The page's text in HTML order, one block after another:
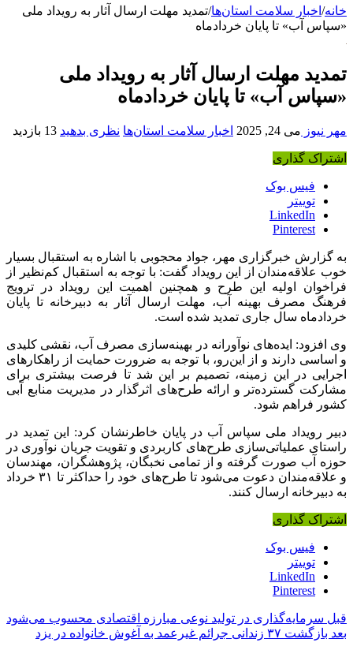
خانه/ اخبار سلامت استان‌ها/تمدید مهلت ارسال آثار به رویداد ملی
«سپاس آب» تا پایان خردادماه
تمدید مهلت ارسال آثار به رویداد ملی
«سپاس آب» تا پایان خردادماه
مهر نیوز می 24, 2025 اخبار سلامت استان‌ها نظری بدهید 13 بازدید
اشتراک گذاری
فیس بوک
توییتر
LinkedIn
Pinterest
به گزارش خبرگزاری مهر، جواد محجوبی با اشاره به استقبال بسیار
خوب علاقه‌مندان از این رویداد گفت: با توجه به استقبال کم‌نظیر از
فراخوان اولیه این طرح و همچنین اهمیت این رویداد در ترویج
فرهنگ مصرف بهینه آب، مهلت ارسال آثار به دبیرخانه تا پایان
خردادماه سال جاری تمدید شده است.
وی افزود: ایده‌های نوآورانه در بهینه‌سازی مصرف آب، نقشی کلیدی
و اساسی دارند و از این‌رو، با توجه به ضرورت حمایت از راهکارهای
اجرایی در این زمینه، تصمیم بر این شد تا فرصت بیشتری برای
مشارکت گسترده‌تر و ارائه طرح‌های اثرگذار در مدیریت منابع آبی
کشور فراهم شود.
دبیر رویداد ملی سپاس آب در پایان خاطرنشان کرد: این تمدید در
راستای عملیاتی‌سازی طرح‌های کاربردی و تقویت جریان نوآوری در
حوزه آب صورت گرفته و از تمامی نخبگان، پژوهشگران، مهندسان
و علاقه‌مندان دعوت می‌شود تا طرح‌های خود را حداکثر تا ۳۱ خرداد
به دبیرخانه ارسال کنند.
اشتراک گذاری
فیس بوک
توییتر
LinkedIn
Pinterest
قبل سرمایه‌گذاری در تولید نوعی مبارزه اقتصادی محسوب می‌شود
بعد بازگشت ۳۷ زندانی جرائم غیرعمد به آغوش خانواده در یزد